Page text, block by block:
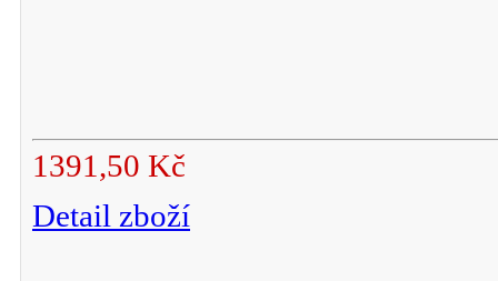
1391,50 Kč
Detail zboží